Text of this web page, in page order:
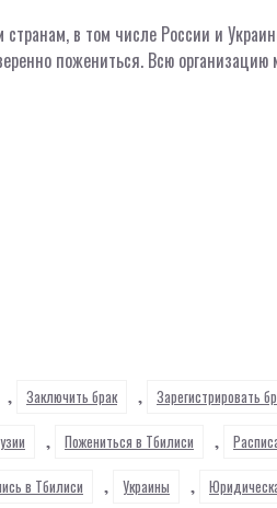
в том числе России и
пожениться. Всю
, Заключить брак , Зарегистрировать
, Пожениться в Тбилиси ,
в Тбилиси , Украины ,